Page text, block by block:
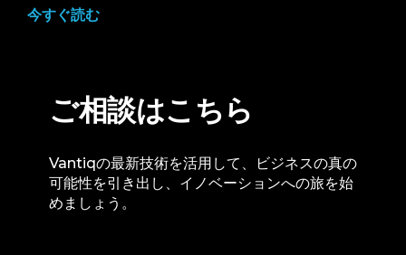
今すぐ読む
ご相談はこちら
Vantiqの最新技術を活用して、ビジネスの真の
可能性を引き出し、イノベーションへの旅を始
めましょう。